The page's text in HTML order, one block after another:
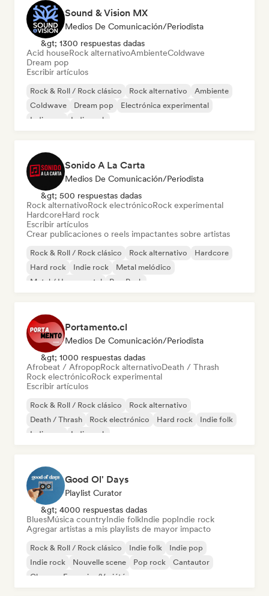
Sound & Vision MX
Medios De Comunicación/Periodista
&gt; 1300 respuestas dadas
Acid houseRock alternativoAmbienteColdwave
Dream pop
Escribir artículos
Rock & Roll / Rock clásico Rock alternativo
Ambiente
Coldwave
Dream pop
Electrónica experimental
Indie pop
Indie rock
Sonido A La Carta
Medios De Comunicación/Periodista
&gt; 500 respuestas dadas
Rock alternativoRock electrónicoRock experimental
HardcoreHard rock
Escribir artículos
Crear publicaciones o reels impactantes sobre artistas
Rock & Roll / Rock clásico Rock alternativo
Hardcore
Hard rock
Indie rock
Metal melódico
Metal / Heavy metal
Pop Punk
Portamento.cl
Medios De Comunicación/Periodista
&gt; 1000 respuestas dadas
Afrobeat / AfropopRock alternativoDeath / Thrash
Rock electrónicoRock experimental
Escribir artículos
Rock & Roll / Rock clásico
Rock alternativo
Death / Thrash
Rock electrónico Hard rock
Indie folk
Indie pop
Indie rock
Good Ol' Days
Playlist Curator
&gt; 4000 respuestas dadas
BluesMúsica countryIndie folkIndie popIndie rock
Agregar artistas a mis playlists de mayor impacto
Rock & Roll / Rock clásico Indie folk
Indie pop
Indie rock
Nouvelle scene Pop rock
Cantautor
Chanson Française/Variété